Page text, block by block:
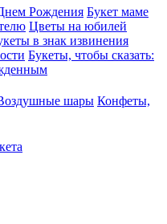
Рождения Букет маме
Цветы на юбилей
в знак извинения
Букеты, чтобы сказать:
шары Конфеты,